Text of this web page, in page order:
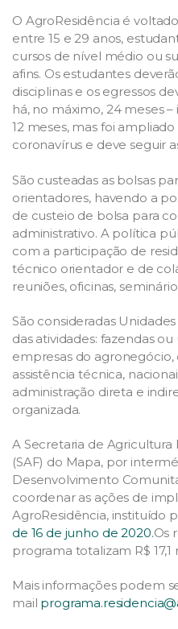
O AgroResidência é
entre 15 e 29 anos,
cursos de nível médio ou
afins. Os estudantes
disciplinas e os egressos
há, no máximo, 24 meses
12 meses, mas foi
coronavírus e deve seguir
São custeadas as bolsas
orientadores, havendo a
de custeio de bolsa para
administrativo. A política
com a participação de
técnico orientador e de
reuniões, oficinas,
São consideradas
das atividades: fazendas
empresas do
assistência técnica,
administração direta e
organizada.
A Secretaria de Agricultura
(SAF) do Mapa, por
Desenvolvimento
coordenar as ações de
AgroResidência, instituído
de 16 de junho de 2020.Os
programa totalizam R$ 17,1
Mais informações podem
mail programa.